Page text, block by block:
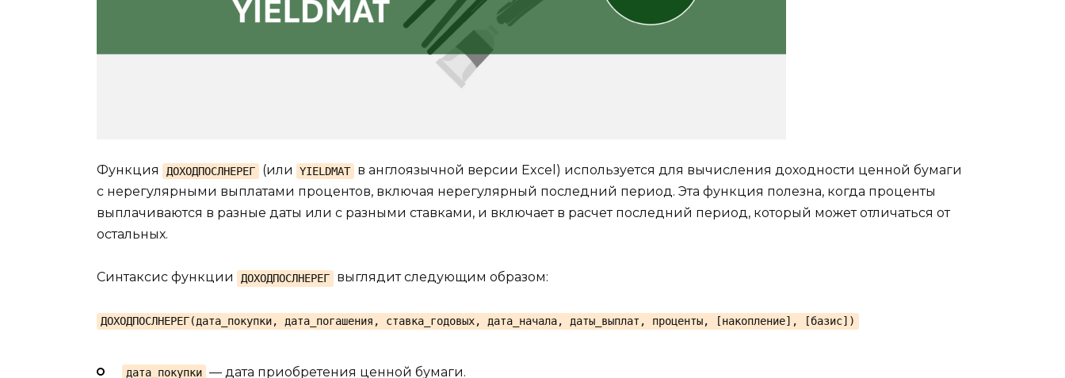
Функция ДОХОДПОСЛНЕРЕГ (или YIELDMAT
в англоязычной версии Excel) используется для вычисления доходности ценной бумаги
с нерегулярными выплатами процентов, включая нерегулярный последний период. Эта функция полезна, когда проценты
выплачиваются в разные даты или с разными ставками, и включает в расчет последний период, который может отличаться от
остальных.
Синтаксис функции ДОХОДПОСЛНЕРЕГ выглядит следующим образом:
ДОХОДПОСЛНЕРЕГ(дата_покупки, дата_погашения, ставка_годовых, дата_начала, даты_выплат, проценты, [накопление], [базис])
дата_покупки — дата приобретения ценной бумаги.